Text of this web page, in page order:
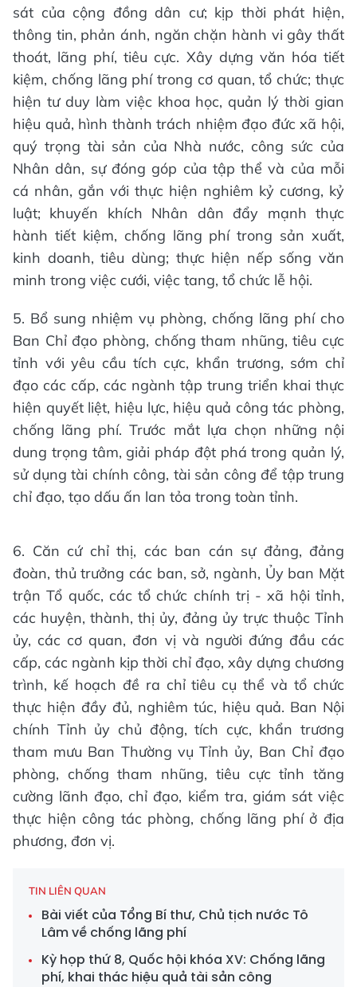
sát của cộng đồng dân cư; kịp thời phát hiện,
thông tin, phản ánh, ngăn chặn hành vi gây thất
thoát, lãng phí, tiêu cực. Xây dựng văn hóa tiết
kiệm, chống lãng phí trong cơ quan, tổ chức; thực
hiện tư duy làm việc khoa học, quản lý thời gian
hiệu quả, hình thành trách nhiệm đạo đức xã hội,
quý trọng tài sản của Nhà nước, công sức của
Nhân dân, sự đóng góp của tập thể và của mỗi
cá nhân, gắn với thực hiện nghiêm kỷ cương, kỷ
luật; khuyến khích Nhân dân đẩy mạnh thực
hành tiết kiệm, chống lãng phí trong sản xuất,
kinh doanh, tiêu dùng; thực hiện nếp sống văn
minh trong việc cưới, việc tang, tổ chức lễ hội.
5. Bổ sung nhiệm vụ phòng, chống lãng phí cho
Ban Chỉ đạo phòng, chống tham nhũng, tiêu cực
tỉnh với yêu cầu tích cực, khẩn trương, sớm chỉ
đạo các cấp, các ngành tập trung triển khai thực
hiện quyết liệt, hiệu lực, hiệu quả công tác phòng,
chống lãng phí. Trước mắt lựa chọn những nội
dung trọng tâm, giải pháp đột phá trong quản lý,
sử dụng tài chính công, tài sản công để tập trung
chỉ đạo, tạo dấu ấn lan tỏa trong toàn tỉnh.
6. Căn cứ chỉ thị, các ban cán sự đảng, đảng
đoàn, thủ trưởng các ban, sở, ngành, Ủy ban Mặt
trận Tổ quốc, các tổ chức chính trị - xã hội tỉnh,
các huyện, thành, thị ủy, đảng ủy trực thuộc Tỉnh
ủy, các cơ quan, đơn vị và người đứng đầu các
cấp, các ngành kịp thời chỉ đạo, xây dựng chương
trình, kế hoạch đề ra chỉ tiêu cụ thể và tổ chức
thực hiện đầy đủ, nghiêm túc, hiệu quả. Ban Nội
chính Tỉnh ủy chủ động, tích cực, khẩn trương
tham mưu Ban Thường vụ Tỉnh ủy, Ban Chỉ đạo
phòng, chống tham nhũng, tiêu cực tỉnh tăng
cường lãnh đạo, chỉ đạo, kiểm tra, giám sát việc
thực hiện công tác phòng, chống lãng phí ở địa
phương, đơn vị.
TIN LIÊN QUAN
Bài viết của Tổng Bí thư, Chủ tịch nước Tô
Lâm về chống lãng phí
Kỳ họp thứ 8, Quốc hội khóa XV: Chống lãng
phí, khai thác hiệu quả tài sản công